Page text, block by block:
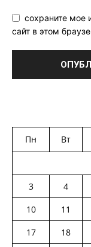
сохраните мое
сайт в этом
Пн Вт
3
4
10
11
17
18